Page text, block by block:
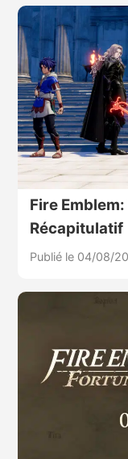
Fire
Récapitulatif
Publié le 04/08/